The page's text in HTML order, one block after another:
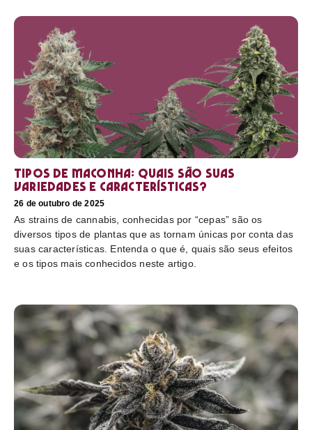
Tipos de maconha: quais são suas
variedades e características?
26 de outubro de 2025
As strains de cannabis, conhecidas por “cepas” são os
diversos tipos de plantas que as tornam únicas por conta das
suas características. Entenda o que é, quais são seus efeitos
e os tipos mais conhecidos neste artigo.